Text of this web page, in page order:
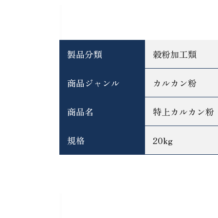
製品分類 穀粉加工類
商品ジャンル カルカン粉
商品名 特上カルカン粉
規格 20kg